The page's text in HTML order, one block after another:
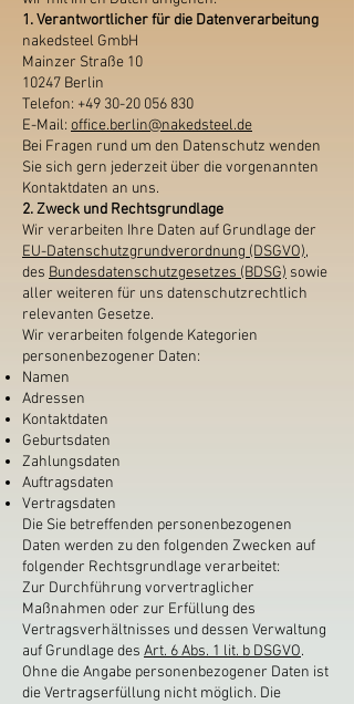
1. Verantwortlicher für die Datenverarbeitung
nakedsteel GmbH
Mainzer Straße 10
10247 Berlin
Telefon: +49 30-20 056 830
E-Mail: office.berlin@nakedsteel.de
Bei Fragen rund um den Datenschutz wenden
Sie sich gern jederzeit über die vorgenannten
Kontaktdaten an uns.
2. Zweck und Rechtsgrundlage
Wir verarbeiten Ihre Daten auf Grundlage der
EU-Datenschutzgrundverordnung (DSGVO),
des Bundesdatenschutzgesetzes (BDSG) sowie
aller weiteren für uns datenschutzrechtlich
relevanten Gesetze.
Wir verarbeiten folgende Kategorien
personenbezogener Daten:
Namen
Adressen
Kontaktdaten
Geburtsdaten
Zahlungsdaten
Auftragsdaten
Vertragsdaten
Die Sie betreffenden personenbezogenen
Daten werden zu den folgenden Zwecken auf
folgender Rechtsgrundlage verarbeitet:
Zur Durchführung vorvertraglicher
Maßnahmen oder zur Erfüllung des
Vertragsverhältnisses und dessen Verwaltung
auf Grundlage des Art. 6 Abs. 1 lit. b DSGVO.
Ohne die Angabe personenbezogener Daten ist
die Vertragserfüllung nicht möglich. Die